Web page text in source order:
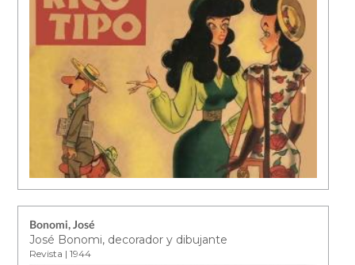
Bonomi, José
José Bonomi, decorador y dibujante
Revista | 1944